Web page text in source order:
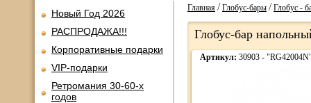
Новый Год 2026
РАСПРОДАЖА!!!
Корпоративные подарки
VIP-подарки
Ретромания 30-60-х
годов
Главная/Глобус-бары/Глобус -
Глобус-бар
Артикул: 30903 -